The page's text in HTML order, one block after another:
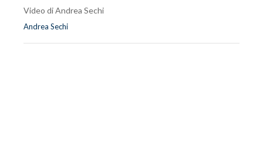
Video di Andrea Sechi
Andrea Sechi